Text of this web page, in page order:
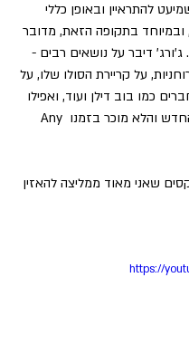
להתראיין ובאופן כללי
ובמיוחד בתקופה הזאת, מדובר
דיבר על נושאים רבים -
על קריירת הסולו שלו, על
כמו בוב דילן ועוד, ואפילו
ביצע את השיר החדש והלא מוכר בזמנו Any
שאני מאוד ממליצה להאזין
https://